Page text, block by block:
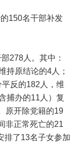
150名干部补发
278人。其中：
持原结论的4人；
反的182人，维
捕办的11人）复
原开除党籍的19
非正常死亡的21
排了13名子女参加